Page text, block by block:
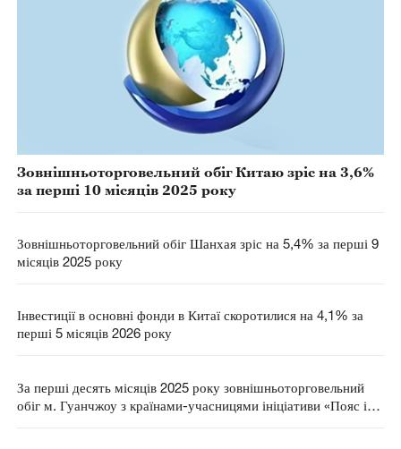
Зовнішньоторговельний обіг Китаю зріс на 3,6%
за перші 10 місяців 2025 року
Зовнішньоторговельний обіг Шанхая зріс на 5,4% за перші 9
місяців 2025 року
Інвестиції в основні фонди в Китаї скоротилися на 4,1% за
перші 5 місяців 2026 року
За перші десять місяців 2025 року зовнішньоторговельний
обіг м. Гуанчжоу з країнами-учасницями ініціативи «Пояс і